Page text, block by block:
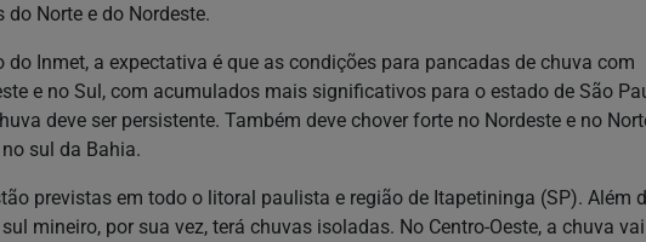
Norte e do Nordeste.
do Inmet, a expectativa é que as condições para pancadas de chuva com
e no Sul, com acumulados mais significativos para o estado de São
deve ser persistente. Também deve chover forte no Nordeste e no
sul da Bahia.
previstas em todo o litoral paulista e região de Itapetininga (SP). Além
mineiro, por sua vez, terá chuvas isoladas. No Centro-Oeste, a chuva